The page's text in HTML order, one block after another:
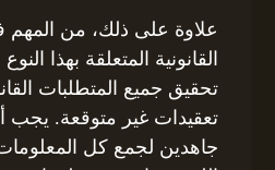
علاوة على ذلك، من المهم
القانونية المتعلقة بهذا
تحقيق جميع المتطلبات
تعقيدات غير متوقعة. يجب
جاهدين لجمع كل